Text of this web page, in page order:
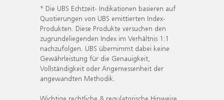
* Die UBS Echtzeit- Indikationen basieren auf
Quotierungen von UBS emittierten Index-
Produkten. Diese Produkte versuchen den
zugrundeliegenden Index im Verhältnis 1:1
nachzufolgen. UBS übernimmt dabei keine
Gewährleistung für die Genauigkeit,
Vollständigkeit oder Angemessenheit der
angewandten Methodik.